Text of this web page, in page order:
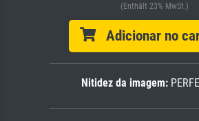
(Enthält 23% MwSt.)
Adicionar no
Nitidez da imagem: